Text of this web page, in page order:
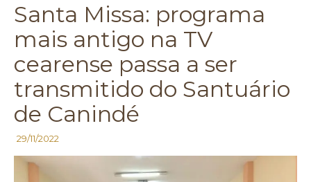
Santa Missa: programa
mais antigo na TV
cearense passa a ser
transmitido do Santuário
de Canindé
29/11/2022